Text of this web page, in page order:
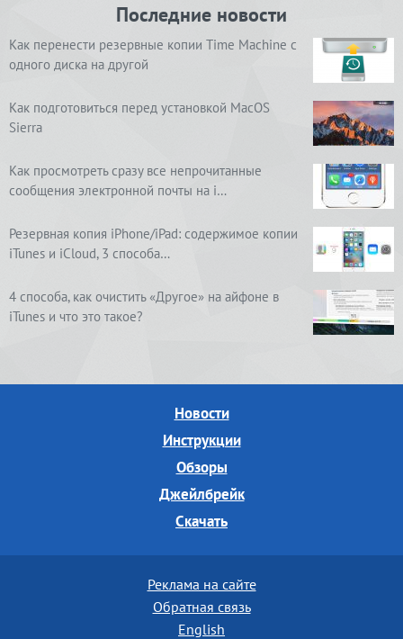
Последние новости
Как перенести резервные копии Time Machine с
одного диска на другой
Как подготовиться перед установкой MacOS
Sierra
Как просмотреть сразу все непрочитанные
сообщения электронной почты на i…
Резервная копия iPhone/iPad: содержимое копии
iTunes и iCloud, 3 способа…
4 способа, как очистить «Другое» на айфоне в
iTunes и что это такое?
Новости
Инструкции
Обзоры
Джейлбрейк
Скачать
Реклама на сайте
Обратная связь
English